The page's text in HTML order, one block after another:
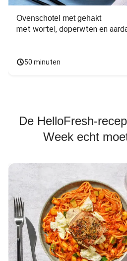
Ovenschotel met gehakt
met wortel, doperwten en
50 minuten
De HelloFresh-
Week echt